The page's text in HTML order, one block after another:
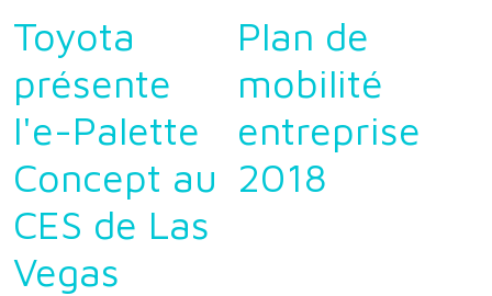
Toyota
présente
l'e-Palette
Concept au
CES de Las
Vegas
Plan de
mobilité
entreprise
2018